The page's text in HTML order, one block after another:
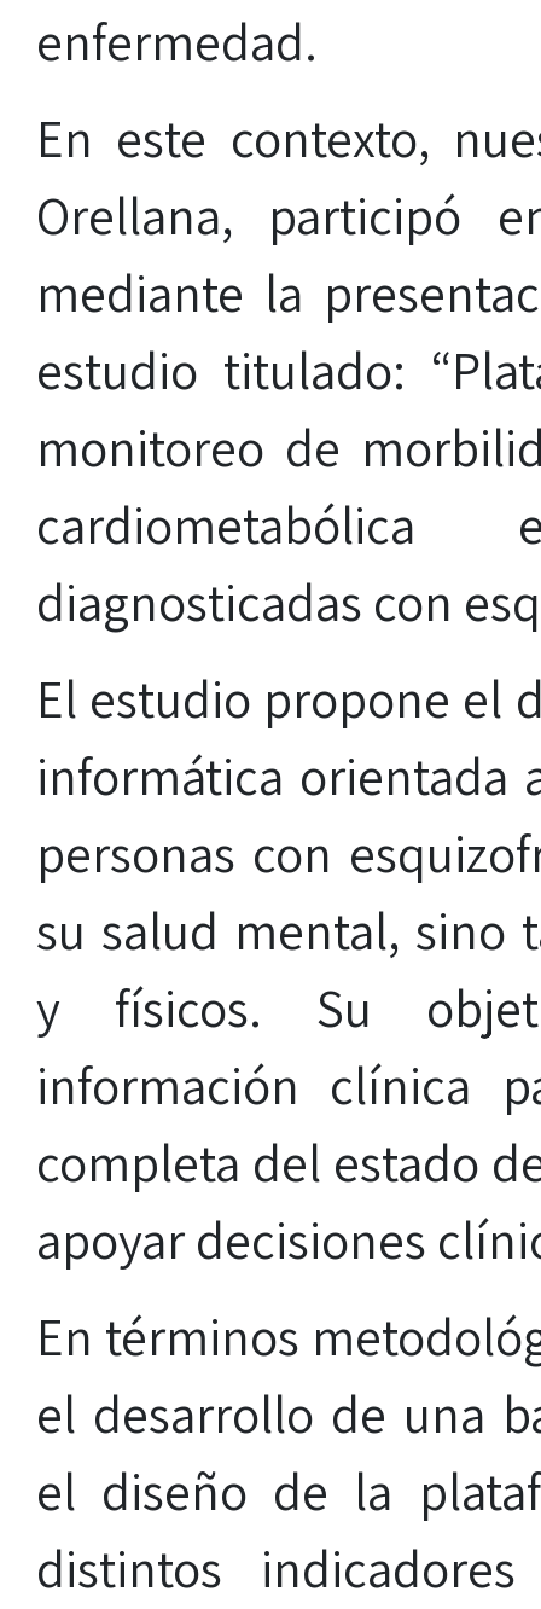
enfermedad.
En este contexto,
Orellana, participó
mediante la
estudio titulado:
monitoreo de
diagnosticadas con
El estudio propone el
informática orientada
personas con
su salud mental, sino
y físicos. Su
información clínica
completa del estado
apoyar decisiones
En términos
el desarrollo de una
el diseño de la
distintos